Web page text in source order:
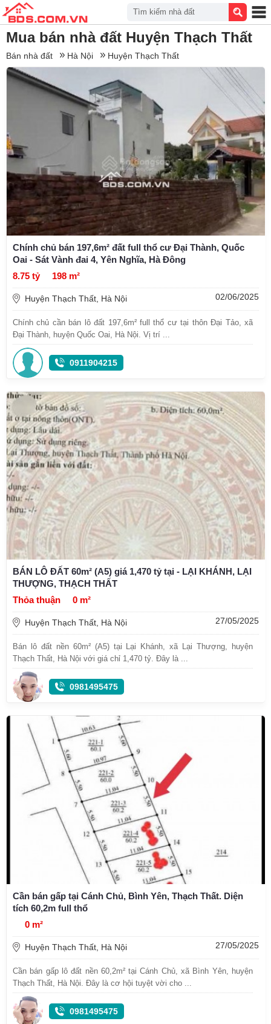
Mua bán nhà đất Huyện Thạch Thất
Bán nhà đất Hà Nội Huyện Thạch Thất
Chính chủ bán 197,6m² đất full thổ cư Đại Thành, Quốc
Oai - Sát Vành đai 4, Yên Nghĩa, Hà Đông
8.75 tỷ
198 m²
Huyện Thạch Thất, Hà Nội 02/06/2025
Chính chủ cần bán lô đất 197,6m² full thổ cư tại thôn Đại Tảo, xã
Đại Thành, huyện Quốc Oai, Hà Nội. Vị trí ...
0911904215
BÁN LÔ ĐẤT 60m² (A5) giá 1,470 tỷ tại - LẠI KHÁNH, LẠI
THƯỢNG, THẠCH THẤT
Thỏa thuận
0 m²
Huyện Thạch Thất, Hà Nội 27/05/2025
Bán lô đất nền 60m² (A5) tại Lại Khánh, xã Lại Thượng, huyện
Thạch Thất, Hà Nội với giá chỉ 1,470 tỷ. Đây là ...
0981495475
Cần bán gấp tại Cánh Chủ, Bình Yên, Thạch Thất. Diện
tích 60,2m full thổ
0 m²
Huyện Thạch Thất, Hà Nội 27/05/2025
Cần bán gấp lô đất nền 60,2m² tại Cánh Chủ, xã Bình Yên, huyện
Thạch Thất, Hà Nội. Đây là cơ hội tuyệt vời cho ...
0981495475
Tìm kiếm nhà đất